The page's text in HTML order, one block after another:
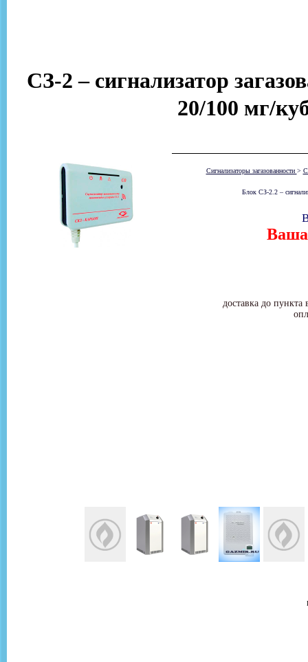
СЗ-2 – сигнализатор
20/100 мг/
Сигнализаторы загазованности >
Блок СЗ-2.2 –
Ваша
доставка до